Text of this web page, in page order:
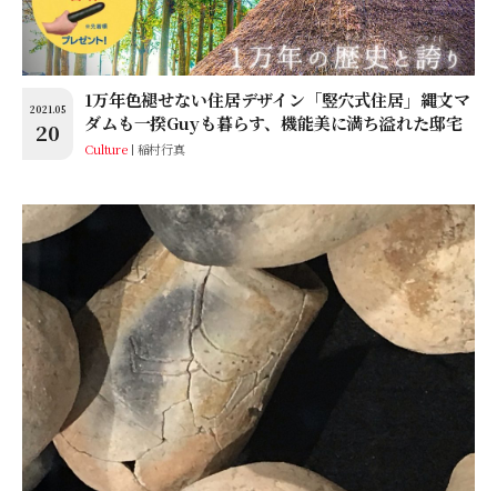
2021.05
20
1万年色褪せない住居デザイン「竪穴式住居」縄文マ
ダムも一揆Guyも暮らす、機能美に満ち溢れた邸宅
Culture 稲村行真